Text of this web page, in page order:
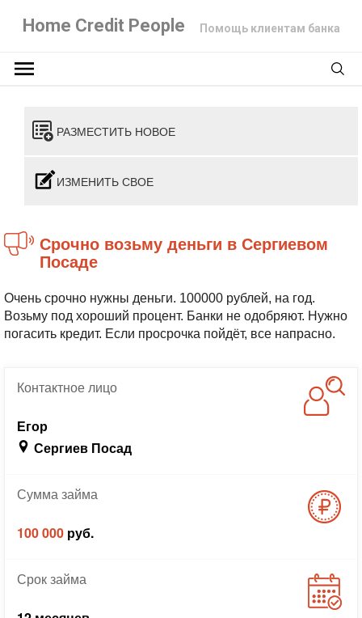
Home Credit People Помощь клиентам банка
РАЗМЕСТИТЬ НОВОЕ
ИЗМЕНИТЬ СВОЕ
Срочно возьму деньги в Сергиевом
Посаде
Очень срочно нужны деньги. 100000 рублей, на год.
Возьму под хороший процент. Банки не одобряют. Нужно
погасить кредит. Если просрочка пойдёт, все напрасно.
Контактноелицо
Егор
Сергиев Посад
Суммазайма
100 000 руб.
Срокзайма